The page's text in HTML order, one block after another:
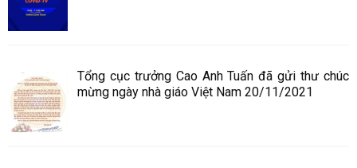
Tổng cục trưởng Cao Anh Tuấn đã gửi thư chúc
mừng ngày nhà giáo Việt Nam 20/11/2021